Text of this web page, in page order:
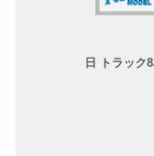
日 トラック